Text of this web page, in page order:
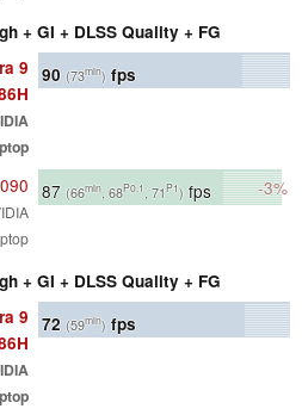
+ GI + DLSS Quality + FG
9
90 (73min) fps
87 (66min , 68P0.1 , 71P1) fps -3%
+ GI + DLSS Quality + FG
9
72 (59min) fps